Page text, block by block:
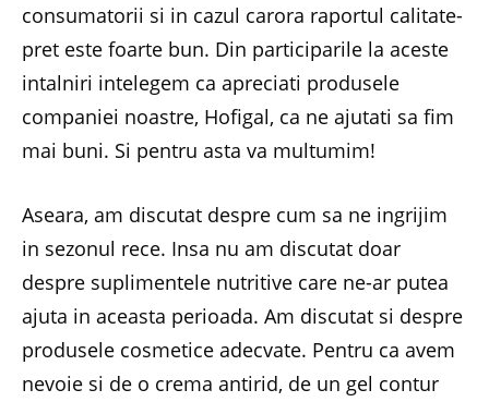
consumatorii si in cazul carora raportul calitate-
pret este foarte bun. Din participarile la aceste
intalniri intelegem ca apreciati produsele
companiei noastre, Hofigal, ca ne ajutati sa fim
mai buni. Si pentru asta va multumim!
Aseara, am discutat despre cum sa ne ingrijim
in sezonul rece. Insa nu am discutat doar
despre suplimentele nutritive care ne-ar putea
ajuta in aceasta perioada. Am discutat si despre
produsele cosmetice adecvate. Pentru ca avem
nevoie si de o crema antirid, de un gel contur